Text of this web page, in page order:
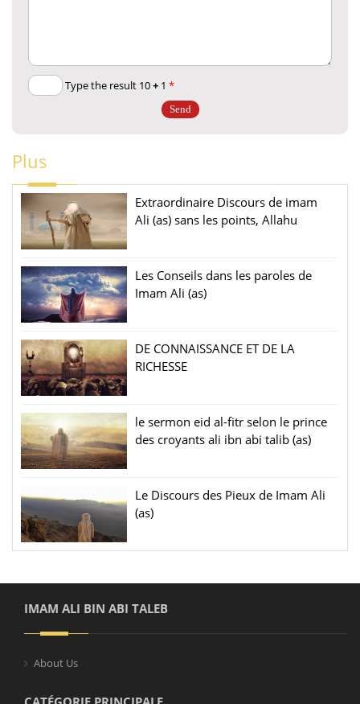
*
+ 1
Plus
Extraordinaire Discours de imam
Ali (as) sans les points, Allahu
Les Conseils dans les paroles de
Imam Ali (as)
DE CONNAISSANCE ET DE LA
RICHESSE
le sermon eid al-fitr selon le prince
des croyants ali ibn abi talib (as)
Le Discours des Pieux de Imam Ali
(as)
IMAM ALI BIN ABI TALEB
About Us